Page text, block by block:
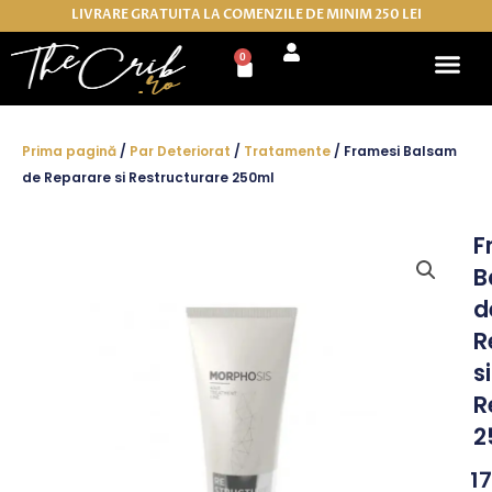
to
content
LIVRARE GRATUITA LA COMENZILE DE MINIM 250 LEI
0
Cart
Prima pagină / Par Deteriorat / Tratamente / Framesi Balsam
de Reparare si Restructurare 250ml
si